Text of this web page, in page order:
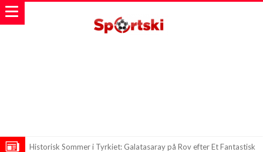
Historisk Sommer i Tyrkiet: Galatasaray på Rov efter Et Fantastisk